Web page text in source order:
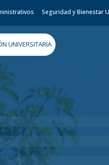
Seguridad y Bienestar
UNIVERSITARIA